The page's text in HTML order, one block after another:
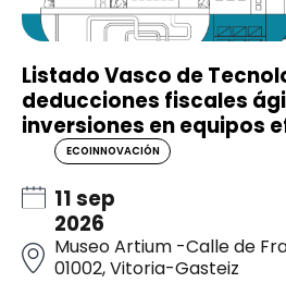
Listado Vasco de
deducciones fiscales
inversiones en equipos
ECOINNOVACIÓN
11 sep
2026
Museo Artium -Calle de
01002, Vitoria-Gasteiz